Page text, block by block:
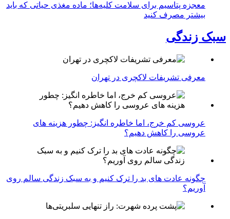
معجزه پتاسیم برای سلامت کلیه‌ها؛ ماده مغذی حیاتی که باید
بیشتر مصرف کنید
سبک زندگی
معرفی تشریفات لاکچری در تهران
عروسی کم خرج، اما خاطره انگیز: چطور هزینه های
عروسی را کاهش دهیم؟
چگونه عادت‌ های بد را ترک کنیم و به سبک زندگی سالم روی
آوریم؟